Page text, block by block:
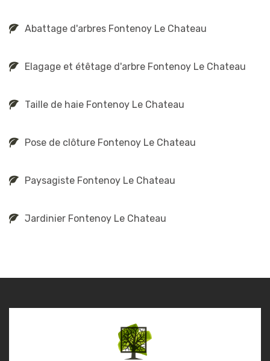
Abattage d'arbres Fontenoy Le Chateau
Elagage et étêtage d'arbre Fontenoy Le Chateau
Taille de haie Fontenoy Le Chateau
Pose de clôture Fontenoy Le Chateau
Paysagiste Fontenoy Le Chateau
Jardinier Fontenoy Le Chateau